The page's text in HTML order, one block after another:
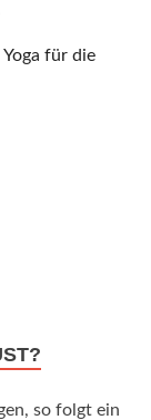
für die
so folgt ein